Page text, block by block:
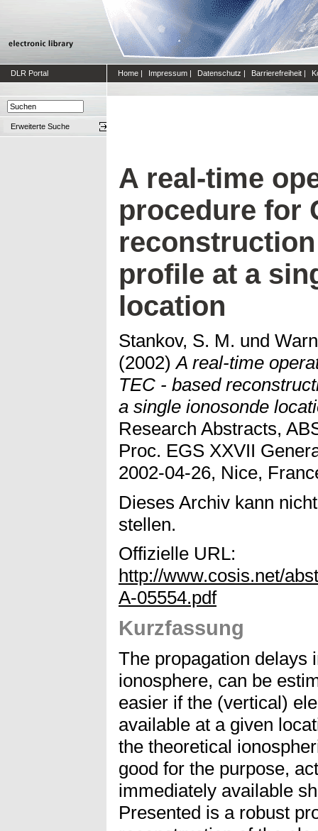
DLR Portal Home | Impressum | Datenschutz | Barrierefreiheit |
Erweiterte Suche
A real-time
procedure for
profile at a
location
Stankov, S. M. und
(2002)A real-time
TEC - based
a single ionosonde
Research Abstracts,
Proc. EGS XXVII
2002-04-26, Nice,
Dieses Archiv kann
stellen.
Offizielle URL:
http://www.cosis.net/
A-05554.pdf
Kurzfassung
The propagation delays
ionosphere, can be
easier if the (vertical)
available at a given
the theoretical
good for the purpose,
immediately available
Presented is a robust